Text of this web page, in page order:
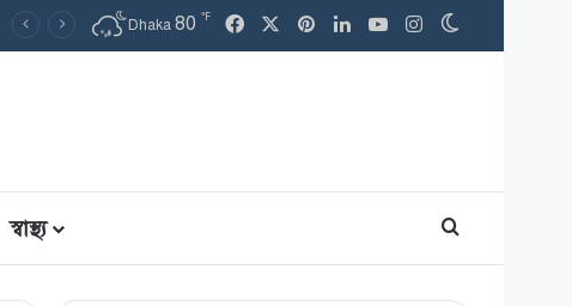
Dhaka 80 ℉ Facebook PinterestLinkedInYouTubeInstagram
স্বাস্থ্য Search for